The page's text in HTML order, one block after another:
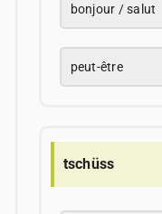
bonjour / salut
peut-être
tschüss